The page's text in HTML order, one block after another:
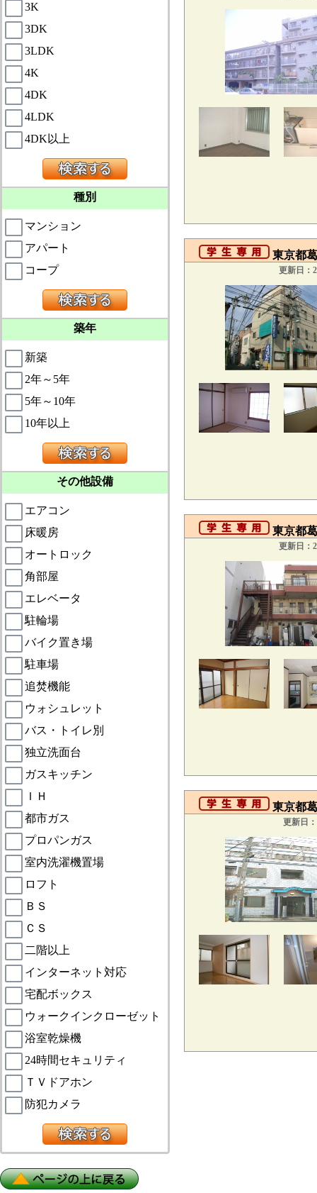
3K
3DK
3LDK
4K
4DK
4LDK
4DK以上
種別
マンション
アパート
コープ
築年
新築
2年～5年
5年～10年
10年以上
その他設備
エアコン
床暖房
オートロック
角部屋
エレベータ
駐輪場
バイク置き場
駐車場
追焚機能
ウォシュレット
バス・トイレ別
独立洗面台
ガスキッチン
ＩＨ
都市ガス
プロパンガス
室内洗濯機置場
ロフト
ＢＳ
ＣＳ
二階以上
インターネット対応
宅配ボックス
ウォークインクローゼット
浴室乾燥機
24時間セキュリティ
ＴＶドアホン
防犯カメラ
東京都
更新日：
東京都
更新日：
東京都
更新日